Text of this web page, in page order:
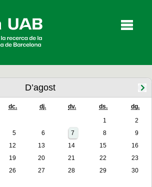
Entrevistes Vídeos
D’agost
dc. dj. dv. ds. dg.
1
2
5 6 7 8
9
12 13 14 15
16
19 20 21 22
23
26 27 28 29
30